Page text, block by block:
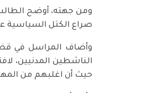
ومن جهته، أوضح
صراع الكتل السياسية
وأضاف المراسل في
الناشطين المدنيين،
حيث أن اغلبهم من